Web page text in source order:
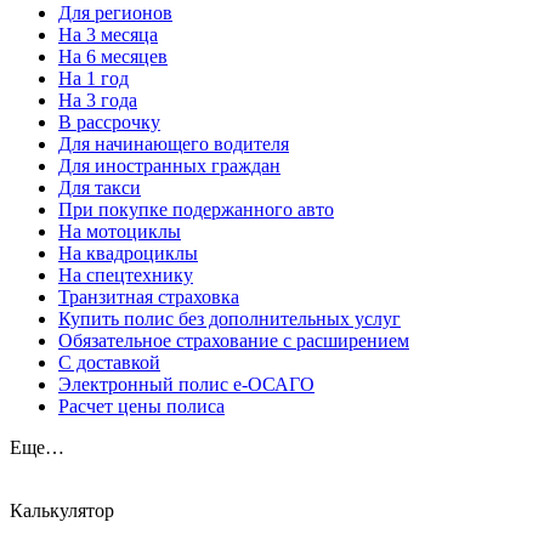
Для регионов
На 3 месяца
На 6 месяцев
На 1 год
На 3 года
В рассрочку
Для начинающего водителя
Для иностранных граждан
Для такси
При покупке подержанного авто
На мотоциклы
На квадроциклы
На спецтехнику
Транзитная страховка
Купить полис без дополнительных услуг
Обязательное страхование с расширением
С доставкой
Электронный полис е-ОСАГО
Расчет цены полиса
Еще…
Калькулятор